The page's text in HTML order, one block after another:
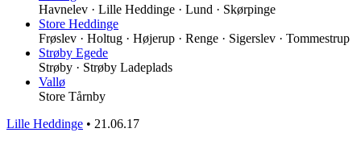
Havnelev · Lille Heddinge · Lund · Skørpinge
Store Heddinge
Frøslev · Holtug · Højerup · Renge · Sigerslev · Tommestrup
Strøby Egede
Strøby · Strøby Ladeplads
Vallø
Store Tårnby
Lille Heddinge • 21.06.17